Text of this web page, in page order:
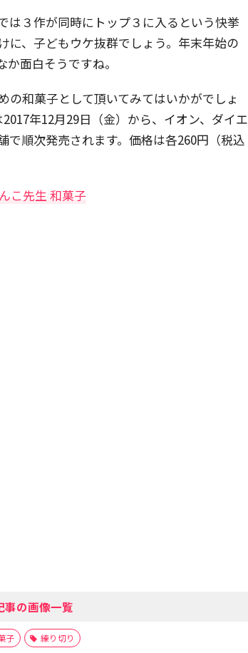
は３作が同時にトップ３に入るという快挙
に、子どもウケ抜群でしょう。年末年始の
面白そうですね。
和菓子として頂いてみてはいかがでしょ
年12月29日（金）から、イオン、ダイエ
順次発売されます。価格は各260円（税込
こ先生 和菓子
事の画像一覧
子 練り切り